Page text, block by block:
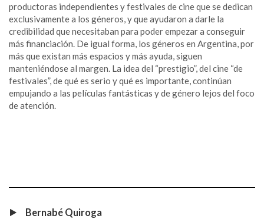
productoras independientes y festivales de cine que se dedican
exclusivamente a los géneros, y que ayudaron a darle la
credibilidad que necesitaban para poder empezar a conseguir
más financiación. De igual forma, los géneros en Argentina, por
más que existan más espacios y más ayuda, siguen
manteniéndose al margen. La idea del “prestigio”, del cine “de
festivales”, de qué es serio y qué es importante, continúan
empujando a las películas fantásticas y de género lejos del foco
de atención.
Bernabé Quiroga